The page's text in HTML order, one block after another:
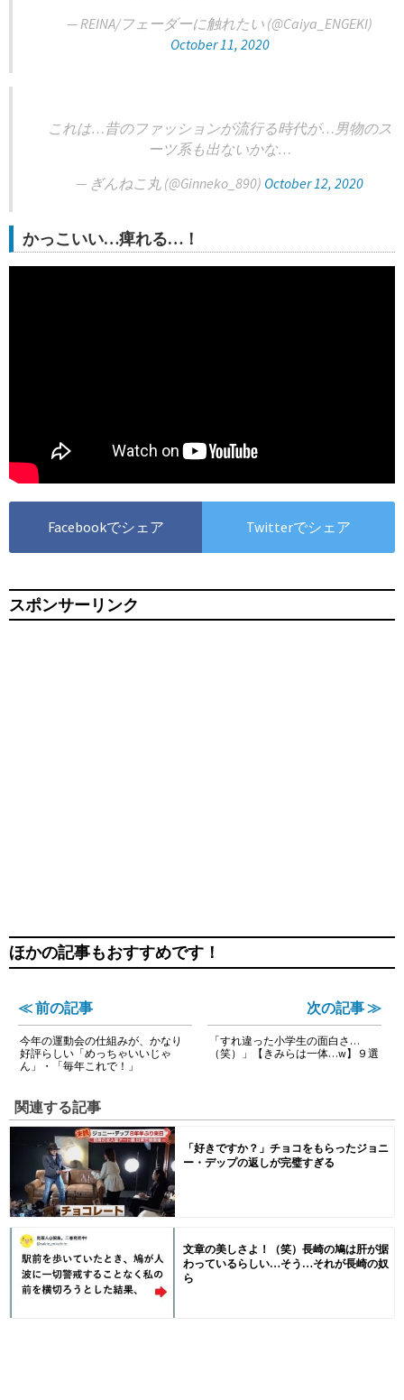
— REINA/フェーダーに触れたい (@Caiya_ENGEKI)
October 11, 2020
これは…昔のファッションが流行る時代が…男物のス
ーツ系も出ないかな…
— ぎんねこ丸 (@Ginneko_890) October 12, 2020
かっこいい…痺れる…！
Facebookでシェア Twitterでシェア
スポンサーリンク
ほかの記事もおすすめです！
≪ 前の記事
今年の運動会の仕組みが、かなり
好評らしい「めっちゃいいじゃ
ん」・「毎年これで！」
次の記事 ≫
「すれ違った小学生の面白さ…
（笑）」【きみらは一体…w】９選
関連する記事
「好きですか？」チョコをもらったジョニ
ー・デップの返しが完璧すぎる
文章の美しさよ！（笑）長崎の鳩は肝が据
わっているらしい…そう…それが長崎の奴
ら